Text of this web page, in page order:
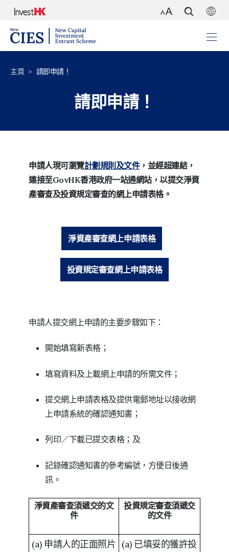
主頁 請即申請！
請即申請！
申請人現可瀏覽計劃規則及文件，並經超連結，
連接至GovHK香港政府一站通網站，以提交淨資
產審查及投資規定審查的網上申請表格。
淨資產審查網上申請表格
投資規定審查網上申請表格
申請人提交網上申請的主要步驟如下：
開始填寫新表格；
填寫資料及上載網上申請的所需文件；
提交網上申請表格及提供電郵地址以接收網
上申請系統的確認通知書；
列印／下載已提交表格；及
記錄確認通知書的參考編號，方便日後通
訊。
淨資產審查須遞交的文
件
投資規定審查須遞交
的文件
(a) 申請人的正面照片 (a) 已填妥的獲許投